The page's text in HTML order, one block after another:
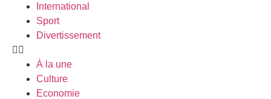
International
Sport
Divertissement
À la une
Culture
Economie